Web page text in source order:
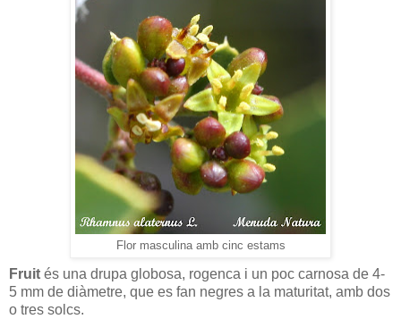
Flor masculina amb cinc estams
Fruit és una drupa globosa, rogenca i un poc carnosa de 4-
5 mm de diàmetre, que es fan negres a la maturitat, amb dos
o tres solcs.